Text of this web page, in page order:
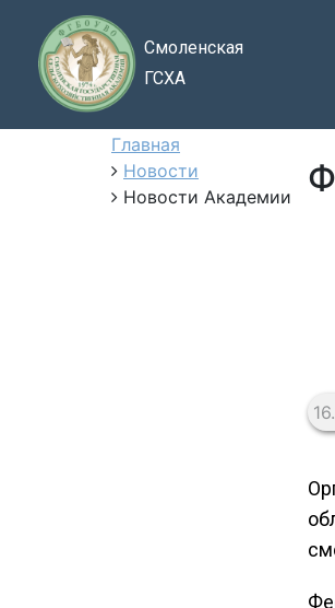
Смоленская
ГСХА
Главная
Новости
Новости Академии